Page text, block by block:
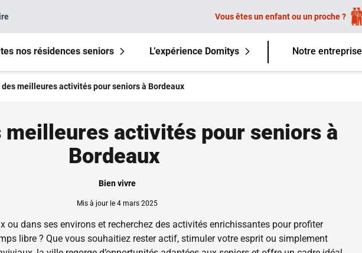
Vous êtes un enfant ou un proche ?
nos résidences seniors L’expérience Domitys Notre entreprise
des meilleures activités pour seniors à Bordeaux
meilleures activités pour seniors à
Bordeaux
Bien vivre
Mis à jour le 4 mars 2025
ou dans ses environs et recherchez des activités enrichissantes pour profiter
libre ? Que vous souhaitiez rester actif, stimuler votre esprit ou simplement